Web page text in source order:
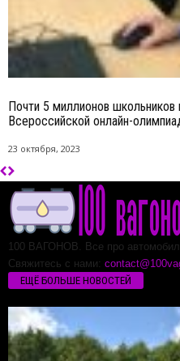
Почти 5 миллионов школьников
Всероссийской онлайн-
23 октября, 2023
100 ВАГОНОВ. Все про
Свяжитесь с нами:
ЕЩЁ БОЛЬШЕ НОВОСТЕЙ